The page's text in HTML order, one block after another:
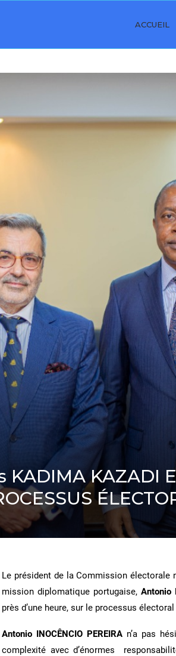
ACCUEIL
KADIMA KAZADI
Le président de la Commission électorale
mission diplomatique portugaise,Antonio
près d’une heure, sur le processus
Antonio INOCÊNCIO PEREIRA n’a pas
complexité avec d’énormes